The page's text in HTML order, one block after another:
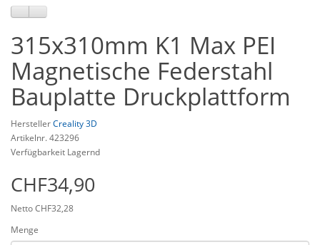
315x310mm K1 Max PEI
Magnetische Federstahl
Bauplatte Druckplattform
HerstellerCreality 3D
Artikelnr. 423296
Verfügbarkeit Lagernd
CHF34,90
Netto CHF32,28
Menge